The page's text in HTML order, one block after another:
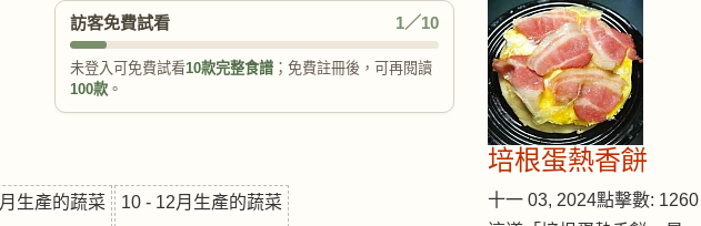
訪客免費試看 1／10
未登入可免費試看10款完整食譜 ；免費註冊後，可再閱讀
100款 。
月生產的蔬菜 10 - 12月生產的蔬菜
培根蛋熱香餅
十一 03, 2024點擊數: 1260